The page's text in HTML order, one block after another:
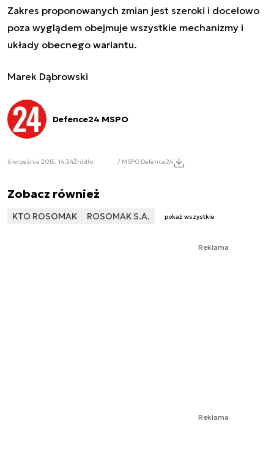
Zakres proponowanych zmian jest szeroki i docelowo
poza wyglądem obejmuje wszystkie mechanizmy i
układy obecnego wariantu.
Marek Dąbrowski
Defence24 MSPO
6 września 2015, 14:34Źródło: / MSPO Defence24
Zobacz również
KTO ROSOMAK ROSOMAK S.A. pokaż wszystkie
Reklama
Reklama